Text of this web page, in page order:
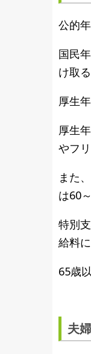
公的
国民
け取
厚生
厚生
やフ
また
は60
特別
給料
65歳
夫